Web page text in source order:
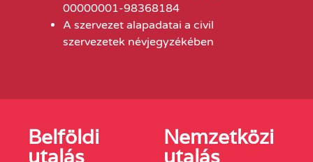
00000001-98368184
A szervezet alapadatai a civil
szervezetek névjegyzékében
Belföldi
utalás
Nemzetközi
utalás